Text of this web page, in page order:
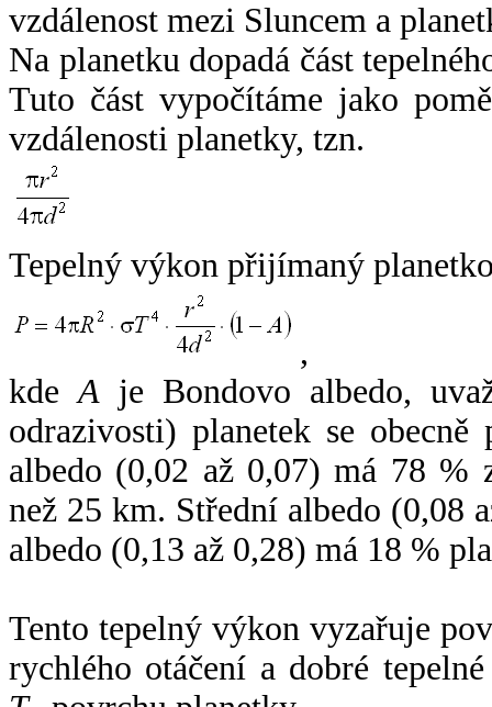
vzdálenost mezi Sluncem a
Na planetku dopadá část
Tuto část vypočítáme jako
vzdálenosti planetky, tzn.
Tepelný výkon přijímaný
,
kdeA je Bondovo albedo,
odrazivosti) planetek se
albedo (0,02 až 0,07) má 78 %
než 25 km. Střední albedo (0,08
albedo (0,13 až 0,28) má 18 %
Tento tepelný výkon vyzařuje
rychlého otáčení a dobré